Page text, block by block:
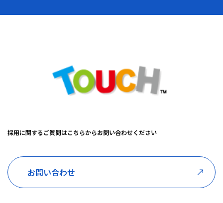
採用に関するご質問はこちらからお問い合わせください
お問い合わせ